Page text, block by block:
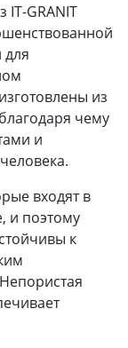
GRANIT
из
чему
и
входят в
и поэтому
к